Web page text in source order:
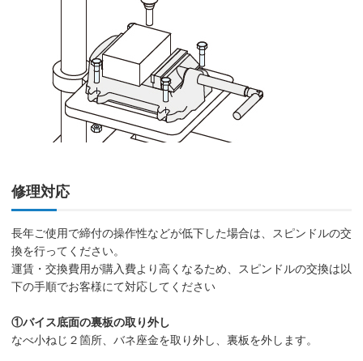
修理対応
長年ご使用で締付の操作性などが低下した場合は、スピンドルの交
換を行ってください。
運賃・交換費用が購入費より高くなるため、スピンドルの交換は以
下の手順でお客様にて対応してください
①バイス底面の裏板の取り外し
なべ小ねじ２箇所、バネ座金を取り外し、裏板を外します。